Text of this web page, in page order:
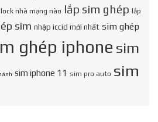
lock nhà mạng nào lắp sim ghép lắp
sim nhập iccid mới nhất sim ghép
ghép iphone sim
sim iphone 11 sim pro auto sim